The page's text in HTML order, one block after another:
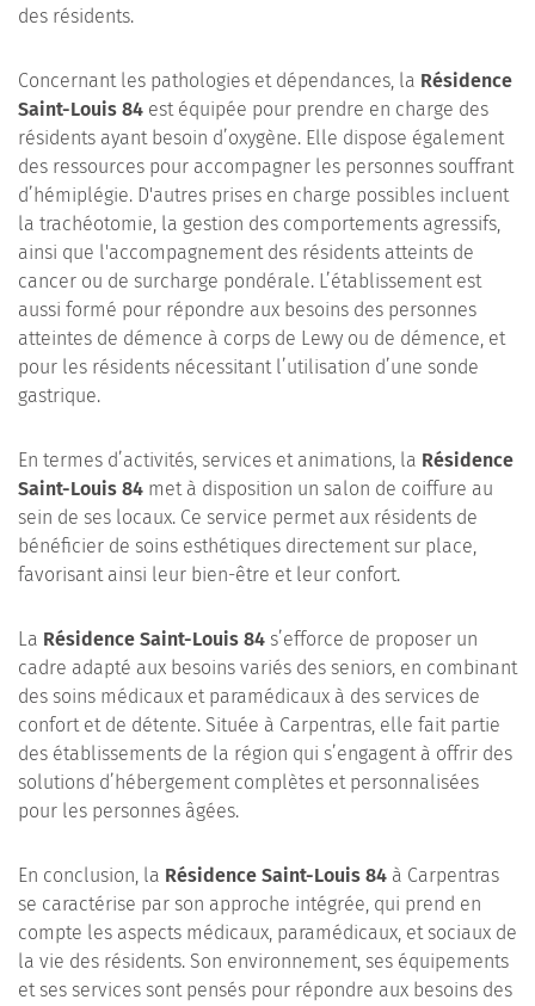
des résidents.
Concernant les pathologies et dépendances, la Résidence
Saint-Louis 84 est équipée pour prendre en charge des
résidents ayant besoin d’oxygène. Elle dispose également
des ressources pour accompagner les personnes souffrant
d’hémiplégie. D'autres prises en charge possibles incluent
la trachéotomie, la gestion des comportements agressifs,
ainsi que l'accompagnement des résidents atteints de
cancer ou de surcharge pondérale. L’établissement est
aussi formé pour répondre aux besoins des personnes
atteintes de démence à corps de Lewy ou de démence, et
pour les résidents nécessitant l’utilisation d’une sonde
gastrique.
En termes d’activités, services et animations, la Résidence
Saint-Louis 84 met à disposition un salon de coiffure au
sein de ses locaux. Ce service permet aux résidents de
bénéficier de soins esthétiques directement sur place,
favorisant ainsi leur bien-être et leur confort.
La Résidence Saint-Louis 84 s’efforce de proposer un
cadre adapté aux besoins variés des seniors, en combinant
des soins médicaux et paramédicaux à des services de
confort et de détente. Située à Carpentras, elle fait partie
des établissements de la région qui s’engagent à offrir des
solutions d’hébergement complètes et personnalisées
pour les personnes âgées.
En conclusion, la Résidence Saint-Louis 84 à Carpentras
se caractérise par son approche intégrée, qui prend en
compte les aspects médicaux, paramédicaux, et sociaux de
la vie des résidents. Son environnement, ses équipements
et ses services sont pensés pour répondre aux besoins des